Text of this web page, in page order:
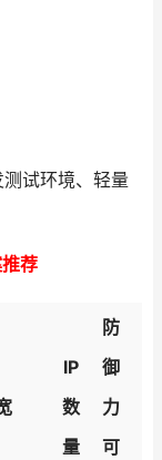
试环境、轻量
荐
IP
数
量
防
御
力
可